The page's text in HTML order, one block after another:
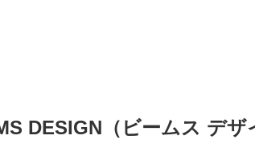
DESIGN（ビームス デ